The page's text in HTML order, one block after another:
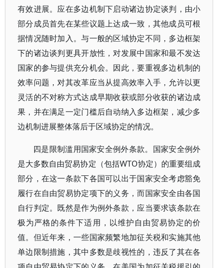
有效进展。应在多边机制下启动诸边协定谈判，由小
部分成员首先在某些议题上达成一致，其他成员可根
据情况随时加入。与一般的区域协定不同，多边框架
下的诸边谈判更具开放性，对发展中国家和最不发达
国家的参与提供充分机会。因此，要重视多边机制的
效率问题，对其改革应当从提高效率入手，允许以更
灵活的不对称方式达成早期收获或部分收获的诸边成
果，并在满足一定门槛后自动纳入多边框架，减少多
边机制进展整体落后于区域协定的情况。
四是限制滥用国家安全例外条款。国家安全例外
是大多数自由贸易协定（包括WTO协定）的重要组成
部分，在这一条款下各国可以出于国家安全考虑豁免
履行在自由贸易协定项下的义务，而国家安全由各国
自行判定。既然是作为例外条款，应当要求该条款在
极为严格的条件下适用，以维护自由贸易协定的价
值。但近年来，一些国家频繁地加征关税和实施其他
单边限制措施，其中多数是歧视性的，违反了其在各